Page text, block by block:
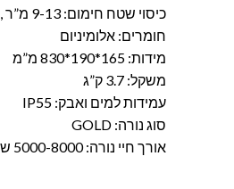
כיסוי שטח חימום: 9-13 מ”ר , 13-20 מ”ר(חיצוני)
חומרים: אלומיניום
מידות: 165*190*830 מ”מ
משקל: 3.7 ק”ג
עמידות למים ואבק: IP55
סוג נורה: GOLD
אורך חיי נורה: 5000-8000 שעות